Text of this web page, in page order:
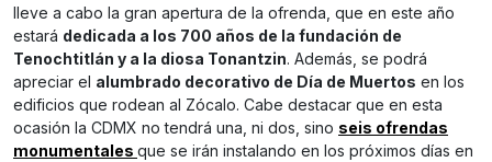
lleve a cabo la gran apertura de la ofrenda, que en este año
estará dedicada a los 700 años de la fundación de
Tenochtitlán y a la diosa Tonantzin. Además, se podrá
apreciar el alumbrado decorativo de Día de Muertos en los
edificios que rodean al Zócalo. Cabe destacar que en esta
ocasión la CDMX no tendrá una, ni dos, sino seis ofrendas
monumentales que se irán instalando en los próximos días en